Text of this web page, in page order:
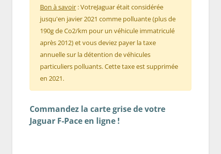
Bon à savoir : VotreJaguar était considérée
jusqu'en javier 2021 comme polluante (plus de
190g de Co2/km pour un véhicule immatriculé
après 2012) et vous deviez payer la taxe
annuelle sur la détention de véhicules
particuliers polluants. Cette taxe est supprimée
en 2021.
Commandez la carte grise de votre
Jaguar F-Pace en ligne !